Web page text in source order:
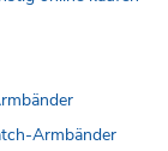
Armbänder